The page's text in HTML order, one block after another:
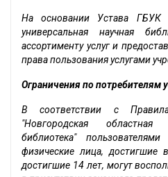
На основании Устава ГБУК
универсальная научная
ассортименту услуг и
права пользования услугами
Ограничения по потребителям
В соответствии с
"Новгородская областная
библиотека"
физические лица, достигшие
достигшие 14 лет, могут